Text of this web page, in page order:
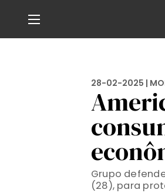
28-02-2025 |
Grupo
(28), para